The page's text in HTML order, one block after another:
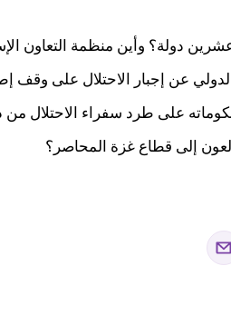
دولة؟ وأين منظمة التعاون
عن إجبار الاحتلال على وقف
على طرد سفراء الاحتلال
إلى قطاع غزة المحاصر؟